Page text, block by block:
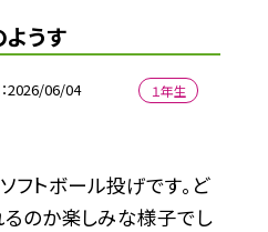
うす
2026/06/04 １年生
フトボール投げです。ど
のか楽しみな様子でし